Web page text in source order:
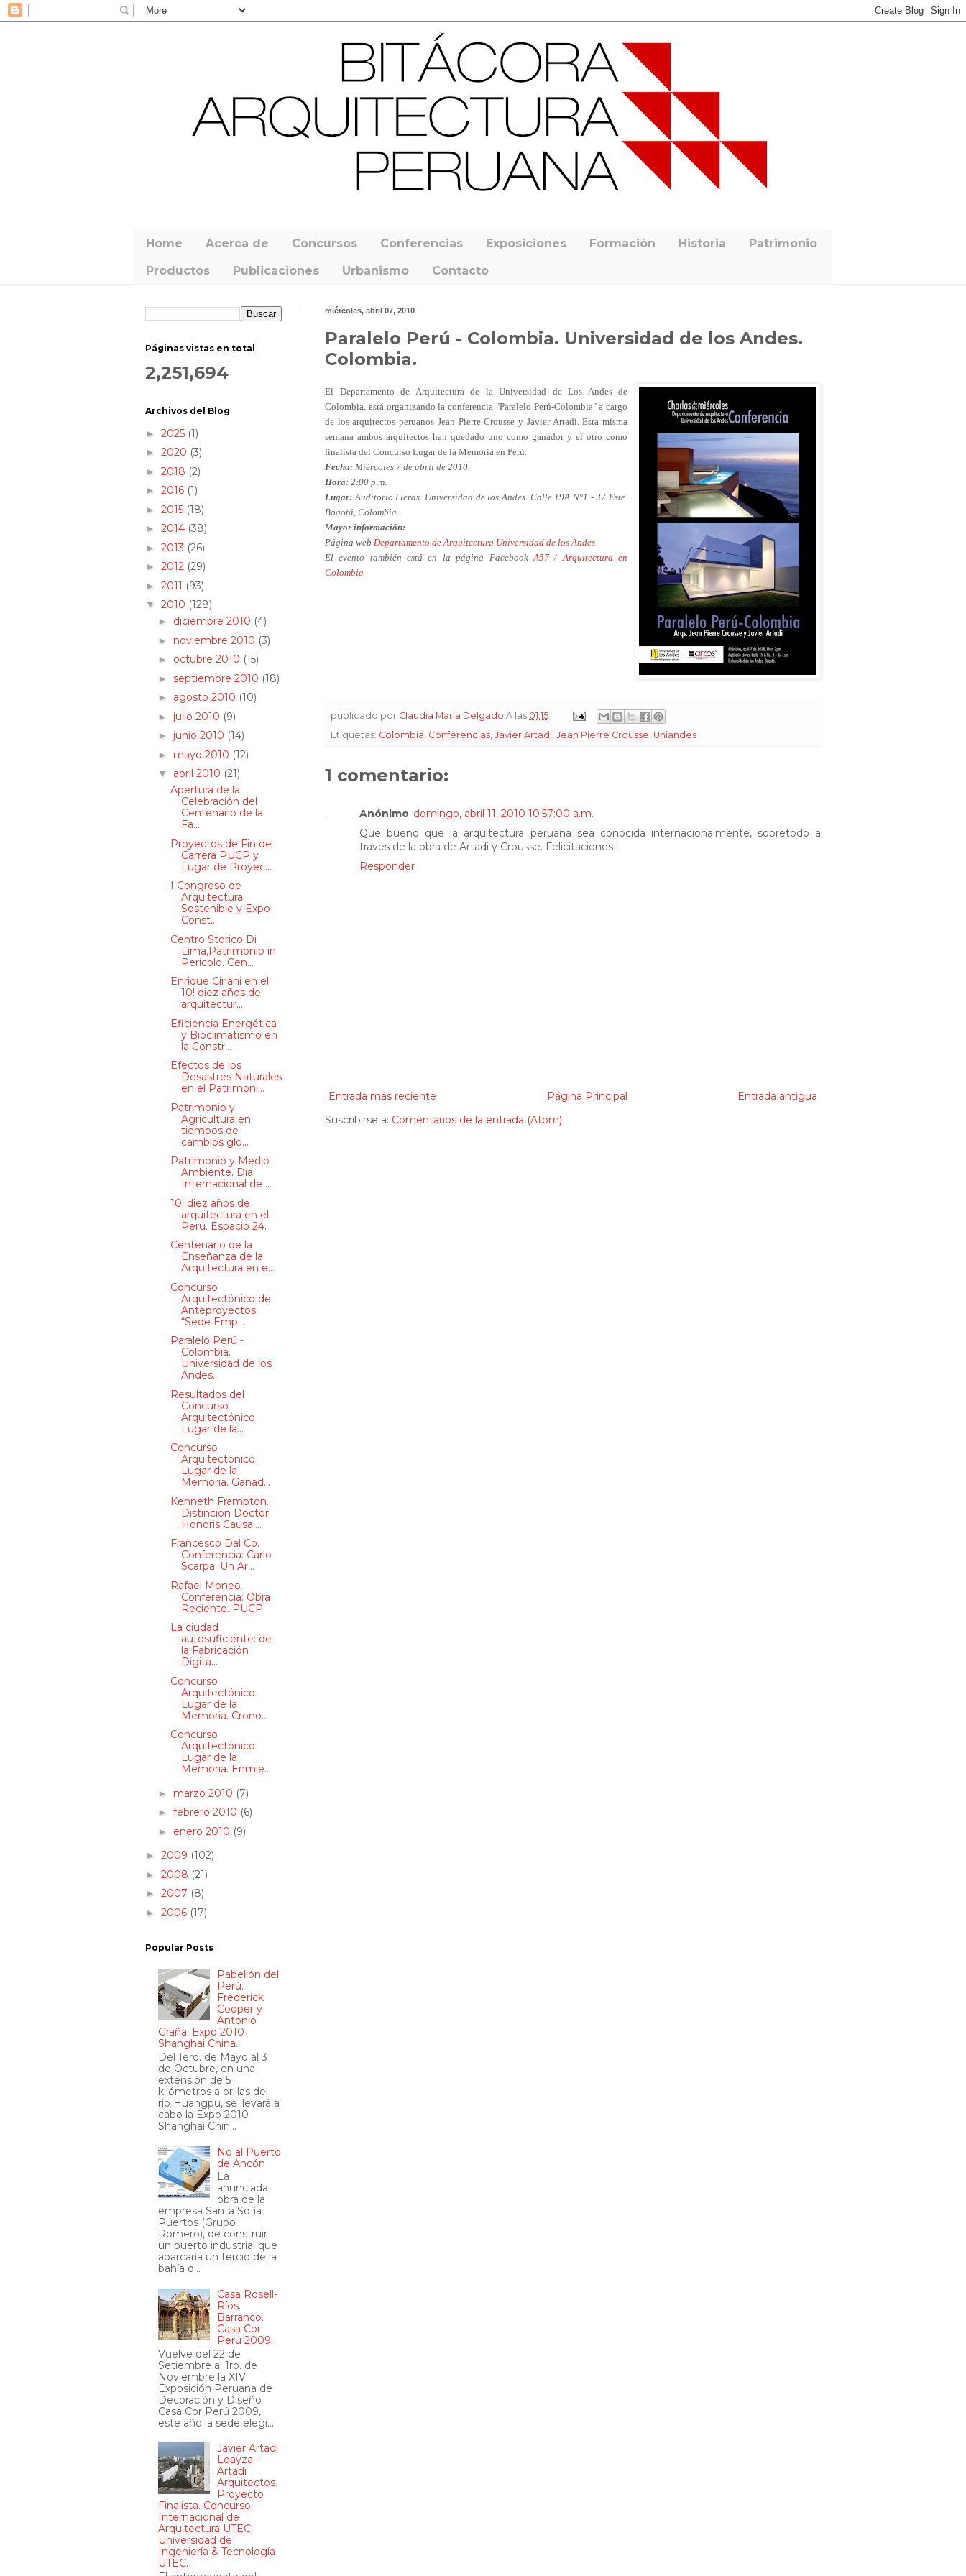
Home Acerca de Concursos Conferencias Exposiciones Formación Historia Patrimonio
Productos Publicaciones Urbanismo Contacto
miércoles, abril 07, 2010
Paralelo Perú - Colombia. Universidad de los Andes.
Colombia.
El Departamento de Arquitectura de la Universidad de Los Andes de
Colombia, está organizando la conferencia "Paralelo Perú-Colombia" a cargo
de los arquitectos peruanos Jean Pierre Crousse y Javier Artadi. Esta misma
semana ambos arquitectos han quedado uno como ganador y el otro como
finalista del Concurso Lugar de la Memoria en Perú.
Fecha: Miércoles 7 de abril de 2010.
Hora: 2:00 p.m.
Lugar: Auditorio Lleras. Universidad de los Andes. Calle 19A N°1 - 37 Este.
Bogotá, Colombia.
Mayor información:
Página web Departamento de Arquitectura Universidad de los Andes
El evento también está en la página FacebookA57 / Arquitectura en
Colombia
publicado por Claudia María Delgado A las 01:15
Etiquetas: Colombia Conferencias Javier Artadi Jean Pierre Crousse Uniandes
1 comentario:
Anónimo domingo, abril 11, 2010 10:57:00 a.m.
Que bueno que la arquitectura peruana sea conocida internacionalmente, sobretodo a
traves de la obra de Artadi y Crousse. Felicitaciones !
Responder
Entrada más reciente Entrada antigua
Página Principal
Suscribirse a: Comentarios de la entrada (Atom)
Páginas vistas en total
2,251,694
Archivos del Blog
► 2025 (1)
► 2020 (3)
► 2018 (2)
► 2016 (1)
► 2015 (18)
► 2014 (38)
► 2013 (26)
► 2012 (29)
► 2011 (93)
▼ 2010 (128)
► diciembre 2010 (4)
► noviembre 2010 (3)
► octubre 2010 (15)
► septiembre 2010 (18)
► agosto 2010 (10)
► julio 2010 (9)
► junio 2010 (14)
► mayo 2010 (12)
▼ abril 2010 (21)
Apertura de la
Celebración del
Centenario de la
Fa...
Proyectos de Fin de
Carrera PUCP y
Lugar de Proyec...
I Congreso de
Arquitectura
Sostenible y Expo
Const...
Centro Storico Di
Lima,Patrimonio in
Pericolo. Cen...
Enrique Ciriani en el
10! diez años de
arquitectur...
Eficiencia Energética
y Bioclimatismo en
la Constr...
Efectos de los
Desastres Naturales
en el Patrimoni...
Patrimonio y
Agricultura en
tiempos de
cambios glo...
Patrimonio y Medio
Ambiente. Día
Internacional de ...
10! diez años de
arquitectura en el
Perú. Espacio 24.
Centenario de la
Enseñanza de la
Arquitectura en e...
Concurso
Arquitectónico de
Anteproyectos
“Sede Emp...
Paralelo Perú -
Colombia.
Universidad de los
Andes...
Resultados del
Concurso
Arquitectónico
Lugar de la...
Concurso
Arquitectónico
Lugar de la
Memoria. Ganad...
Kenneth Frampton.
Distinción Doctor
Honoris Causa....
Francesco Dal Co.
Conferencia: Carlo
Scarpa. Un Ar...
Rafael Moneo.
Conferencia: Obra
Reciente. PUCP.
La ciudad
autosuficiente: de
la Fabricación
Digita...
Concurso
Arquitectónico
Lugar de la
Memoria. Crono...
Concurso
Arquitectónico
Lugar de la
Memoria. Enmie...
► marzo 2010 (7)
► febrero 2010 (6)
► enero 2010 (9)
► 2009 (102)
► 2008 (21)
► 2007 (8)
► 2006 (17)
Popular Posts
Pabellón del
Perú.
Frederick
Cooper y
Antonio
Graña. Expo 2010
Shanghai China.
Del 1ero. de Mayo al 31
de Octubre, en una
extensión de 5
kilómetros a orillas del
río Huangpu, se llevará a
cabo la Expo 2010
Shanghai Chin...
No al Puerto
de Ancón
La
anunciada
obra de la
empresa Santa Sofía
Puertos (Grupo
Romero), de construir
un puerto industrial que
abarcaría un tercio de la
bahía d...
Casa Rosell-
Ríos.
Barranco.
Casa Cor
Perú 2009.
Vuelve del 22 de
Setiembre al 1ro. de
Noviembre la XIV
Exposición Peruana de
Decoración y Diseño
Casa Cor Perú 2009,
este año la sede elegi...
Javier Artadi
Loayza -
Artadi
Arquitectos.
Proyecto
Finalista. Concurso
Internacional de
Arquitectura UTEC.
Universidad de
Ingeniería & Tecnología
UTEC.